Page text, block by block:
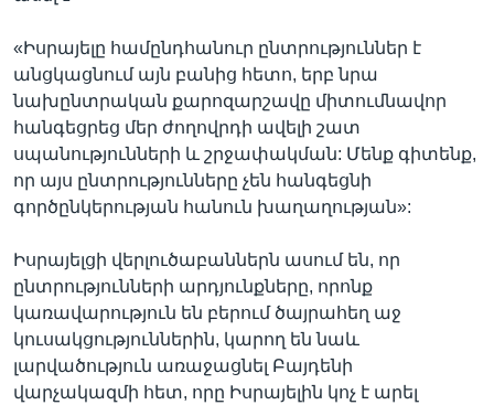
«Իսրայելը համընդհանուր ընտրություններ է
անցկացնում այն բանից հետո, երբ նրա
նախընտրական քարոզարշավը միտումնավոր
հանգեցրեց մեր ժողովրդի ավելի շատ
սպանությունների և շրջափակման: Մենք գիտենք,
որ այս ընտրությունները չեն հանգեցնի
գործընկերության հանուն խաղաղության»:
Իսրայելցի վերլուծաբաններն ասում են, որ
ընտրությունների արդյունքները, որոնք
կառավարություն են բերում ծայրահեղ աջ
կուսակցություններին, կարող են նաև
լարվածություն առաջացնել Բայդենի
վարչակազմի հետ, որը Իսրայելին կոչ է արել